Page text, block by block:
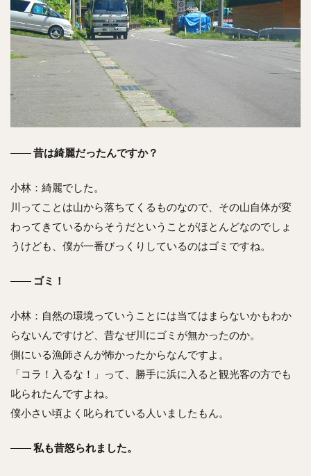
――昔は綺麗だったんですか？
小林：綺麗でした。
川ってことは山から落ちてくるものなので、その山自体が変
わってきているからそうだということがほとんどなのでしょ
うけども、僕が一番びっくりしているのはゴミですね。
―― ゴミ！
小林：自然の環境っていうことには当てはまらないかもわか
らないんですけど、昔なぜ川にゴミが無かったのか。
側にいる漁師さんが怖かったからなんですよ。
「コラ！入るな！」って、勝手に浜に入ると観光客の方でも
叱られたんですよね。
僕小さい頃よく叱られている人いましたもん。
――私も昔怒られました。